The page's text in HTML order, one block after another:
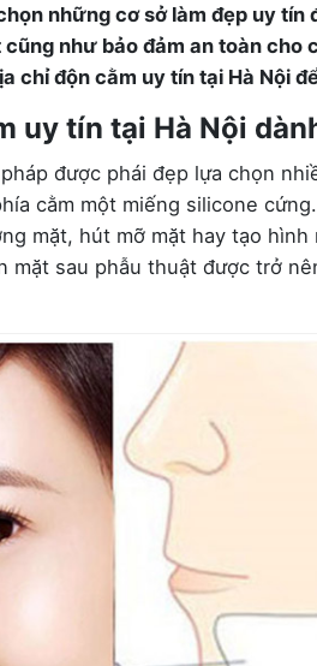
những cơ sở làm đẹp uy tín
như bảo đảm an toàn cho
chỉ độn cằm uy tín tại Hà Nội
uy tín tại Hà Nội
được phái đẹp lựa chọn
cằm một miếng silicone
mặt, hút mỡ mặt hay tạo
mặt sau phẫu thuật được trở